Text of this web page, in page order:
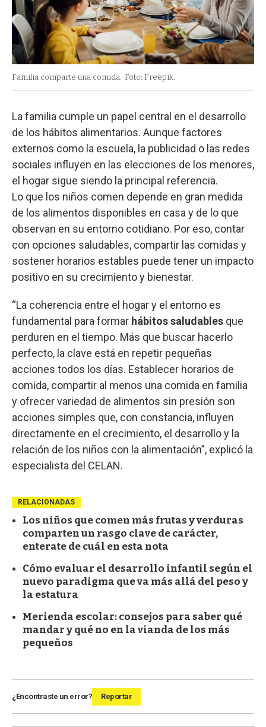
Familia comparte una comida. Foto: Freepik.
La familia cumple un papel central en el desarrollo
de los hábitos alimentarios. Aunque factores
externos como la escuela, la publicidad o las redes
sociales influyen en las elecciones de los menores,
el hogar sigue siendo la principal referencia.
Lo que los niños comen depende en gran medida
de los alimentos disponibles en casa y de lo que
observan en su entorno cotidiano. Por eso, contar
con opciones saludables, compartir las comidas y
sostener horarios estables puede tener un impacto
positivo en su crecimiento y bienestar.
“La coherencia entre el hogar y el entorno es
fundamental para formar hábitos saludables que
perduren en el tiempo. Más que buscar hacerlo
perfecto, la clave está en repetir pequeñas
acciones todos los días. Establecer horarios de
comida, compartir al menos una comida en familia
y ofrecer variedad de alimentos sin presión son
acciones simples que, con constancia, influyen
directamente en el crecimiento, el desarrollo y la
relación de los niños con la alimentación”, explicó la
especialista del CELAN.
RELACIONADAS
Los niños que comen más frutas y verduras
comparten un rasgo clave de carácter,
enterate de cuál en esta nota
Cómo evaluar el desarrollo infantil según el
nuevo paradigma que va más allá del peso y
la estatura
Merienda escolar: consejos para saber qué
mandar y qué no en la vianda de los más
pequeños
¿Encontraste un error? Reportar